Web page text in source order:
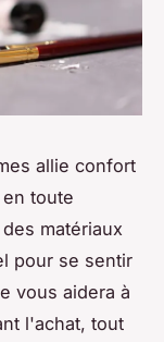
allie confort
toute
matériaux
pour se sentir
vous aidera à
l'achat, tout